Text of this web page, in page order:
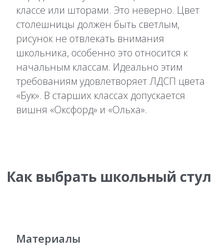
классе или шторами. Это неверно. Цвет
столешницы должен быть светлым,
рисунок не отвлекать внимания
школьника, особенно это относится к
начальным классам. Идеально этим
требованиям удовлетворяет ЛДСП цвета
«Бук». В старших классах допускается
вишня «Оксфорд» и «Ольха».
Как выбрать школьный стул
Материалы